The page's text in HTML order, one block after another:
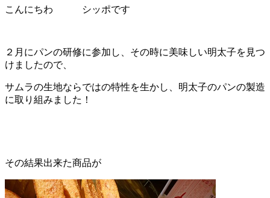
こんにちわ シッポです
２月にパンの研修に参加し、その時に美味しい明太子を見つ
けましたので、
サムラの生地ならではの特性を生かし、明太子のパンの製造
に取り組みました！
その結果出来た商品が